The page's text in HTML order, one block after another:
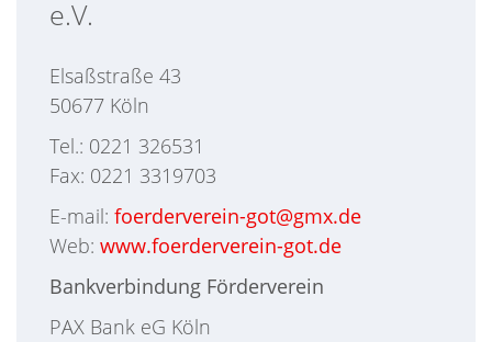
e.V.
Elsaßstraße 43
50677 Köln
Tel.: 0221 326531
Fax: 0221 3319703
E-mail: foerderverein-got@gmx.de
Web: www.foerderverein-got.de
Bankverbindung Förderverein
PAX Bank eG Köln